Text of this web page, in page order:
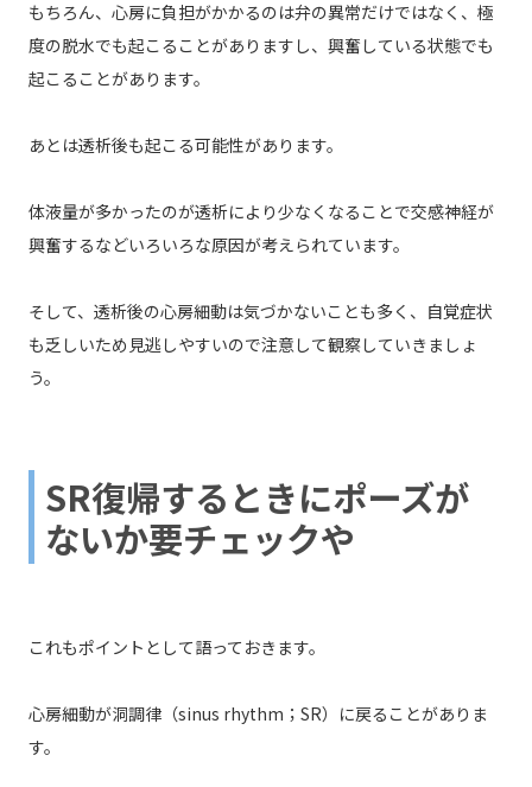
もちろん、心房に負担がかかるのは弁の異常だけではなく、極
度の脱水でも起こることがありますし、興奮している状態でも
起こることがあります。
あとは透析後も起こる可能性があります。
体液量が多かったのが透析により少なくなることで交感神経が
興奮するなどいろいろな原因が考えられています。
そして、透析後の心房細動は気づかないことも多く、自覚症状
も乏しいため見逃しやすいので注意して観察していきましょ
う。
SR復帰するときにポーズが
ないか要チェックや
これもポイントとして語っておきます。
心房細動が洞調律（sinus rhythm；SR）に戻ることがありま
す。